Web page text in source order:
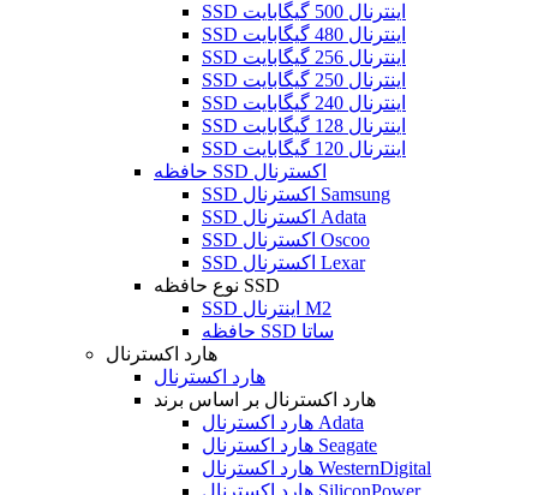
SSD اینترنال 500 گیگابایت
SSD اینترنال 480 گیگابایت
SSD اینترنال 256 گیگابایت
SSD اینترنال 250 گیگابایت
SSD اینترنال 240 گیگابایت
SSD اینترنال 128 گیگابایت
SSD اینترنال 120 گیگابایت
حافظه SSD اکسترنال
SSD اکسترنال Samsung
SSD اکسترنال Adata
SSD اکسترنال Oscoo
SSD اکسترنال Lexar
نوع حافظه SSD
SSD اینترنال M2
حافظه SSD ساتا
هارد اکسترنال
هارد اکسترنال
هارد اکسترنال بر اساس برند
هارد اکسترنال Adata
هارد اکسترنال Seagate
هارد اکسترنال WesternDigital
هارد اکسترنال SiliconPower